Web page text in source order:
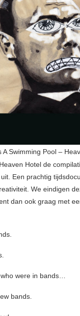
A Swimming Pool –
Hotel de
Een prachtig
We eindigen
dan ook graag met
were in bands…
bands.